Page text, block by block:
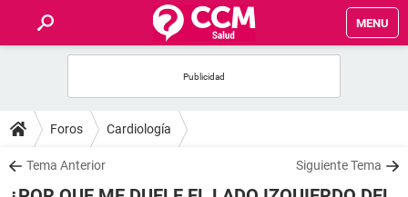
MENU
FOROS
SALUD
Foros Cardiología
Tema Anterior Siguiente Tema